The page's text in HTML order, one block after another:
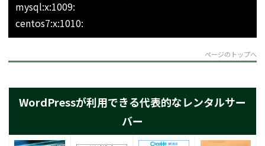
mysql:x:1009:
centos7:x:1010:
ページのトップへ
WordPressが利用できる代表的なレンタルサー
バー